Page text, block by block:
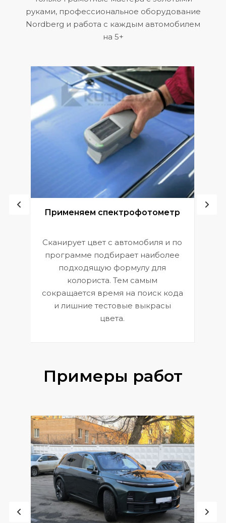
руками, профессиональное оборудование
Nordberg и работа с каждым автомобилем
на 5+
Применяем спектрофотометр
Сканирует цвет с автомобиля и по
программе подбирает наиболее
подходящую формулу для
колориста. Тем самым
сокращается время на поиск кода
и лишние тестовые выкрасы
цвета.
Примеры работ